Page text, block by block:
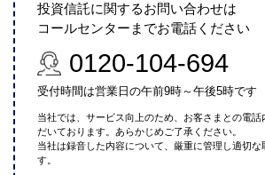
投資信託に関するお問い合わせは
コールセンターまでお電話ください
0120-104-694
受付時間は営業日の午前9時～午後5時です
当社では、サービス向上のため、お客さまとの電話
だいております。あらかじめご了承ください。
当社は録音した内容について、厳重に管理し適切な
す。